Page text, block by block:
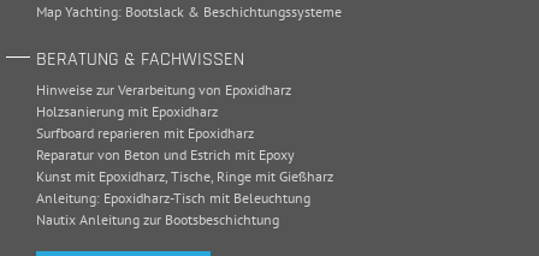
Map Yachting: Bootslack & Beschichtungssysteme
BERATUNG & FACHWISSEN
Hinweise zur Verarbeitung von Epoxidharz
Holzsanierung mit Epoxidharz
Surfboard reparieren mit Epoxidharz
Reparatur von Beton und Estrich mit Epoxy
Kunst mit Epoxidharz, Tische, Ringe mit Gießharz
Anleitung: Epoxidharz-Tisch mit Beleuchtung
Nautix Anleitung zur Bootsbeschichtung